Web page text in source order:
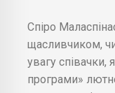
Спіро
щасливчиком,
увагу співачки,
програми»